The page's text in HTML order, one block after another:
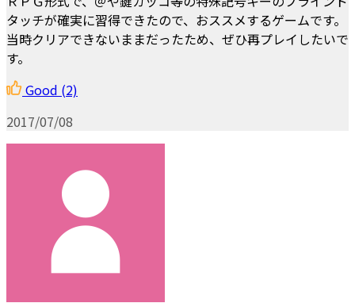
タッチが確実に習得できたので、おススメするゲームです。
当時クリアできないままだったため、ぜひ再プレイしたいで
す。
Good (2)
2017/07/08